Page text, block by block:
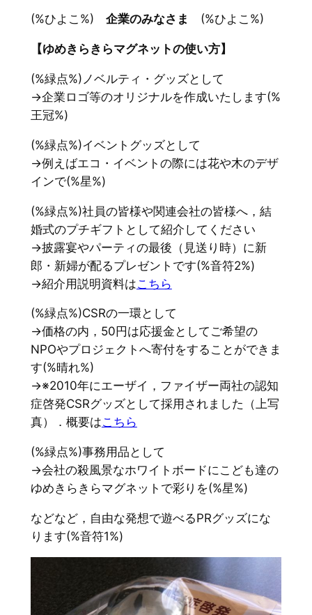
(%ひよこ%) 企業のみなさま (%ひよこ%)
【ゆめきらきらマグネットの使い方】
(%緑点%)ノベルティ・グッズとして
→企業ロゴ等のオリジナルを作成いたします(%
王冠%)
(%緑点%)イベントグッズとして
→例えばエコ・イベントの際には花や木のデザ
インで(%星%)
(%緑点%)社員の皆様や関連会社の皆様へ，結
婚式のプチギフトとして紹介してください
→披露宴やパーティの最後（見送り時）に新
郎・新婦が配るプレゼントです(%音符2%)
→紹介用説明資料はこちら
(%緑点%)CSRの一環として
→価格の内，50円は応援金としてご希望の
NPOやプロジェクトへ寄付をすることができま
す(%晴れ%)
→※2010年にエーザイ，ファイザー両社の認知
症啓発CSRグッズとして採用されました（上写
真）．概要はこちら
(%緑点%)事務用品として
→会社の殺風景なホワイトボードにこども達の
ゆめきらきらマグネットで彩りを(%星%)
などなど，自由な発想で遊べるPRグッズにな
ります(%音符1%)